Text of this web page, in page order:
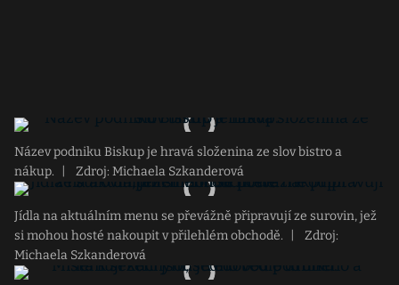
Název podniku Biskup je hravá složenina ze slov bistro a
nákup.
Zdroj: Michaela Szkanderová
Jídla na aktuálním menu se převážně připravují ze surovin, jež
si mohou hosté nakoupit v přilehlém obchodě.
Zdroj:
Michaela Szkanderová